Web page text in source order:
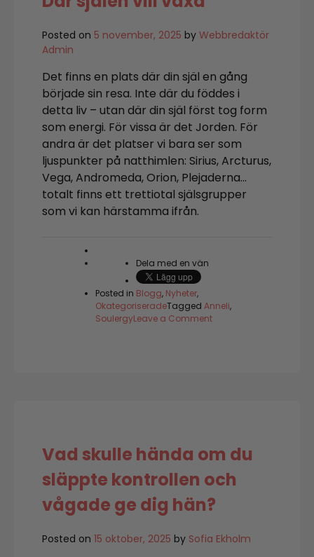
Posted on 5 november, 2025 by Webbredaktör
Admin
Det finns en plats där din själ en gång
började sin resa. Inte där du föddes i
detta liv – utan där din själ först tog form
som energi. För vissa är det Jorden. För
andra är det platser vi bara ser som
ljuspunkter på natthimlen: Sirius, Arcturus,
Vega, Andromeda, Orion, Plejaderna…
totalt finns ett trettiotal själsgrupper
som vi kan härstamma ifrån.
Dela med en vän
Posted in Blogg, Nyheter,
OkategoriseradeTagged Anneli,
SoulergyLeave a Commenton
Vad skulle hända om du
släppte kontrollen och
vågade ge dig hän?
Posted on 15 oktober, 2025 by Sofia Ekholm